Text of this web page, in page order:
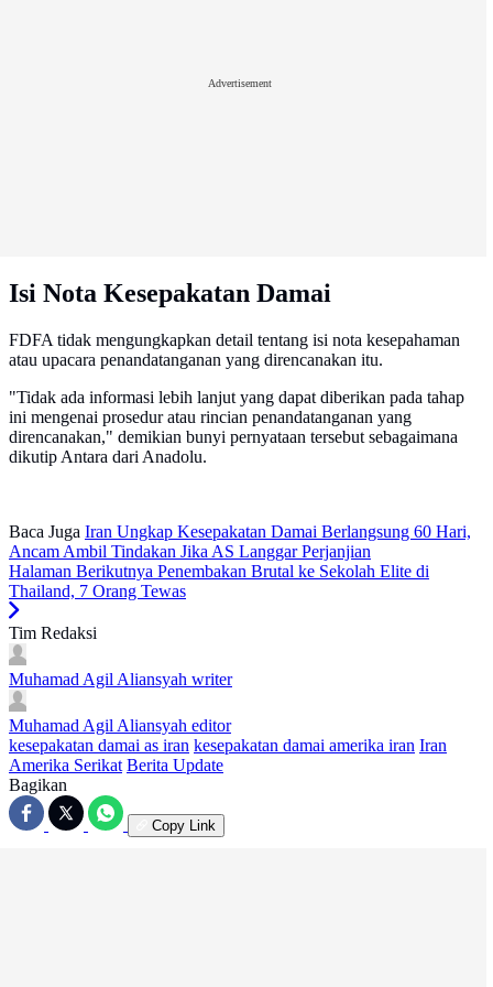
Advertisement
Isi Nota Kesepakatan Damai
FDFA tidak mengungkapkan detail tentang isi nota kesepahaman
atau upacara penandatanganan yang direncanakan itu.
"Tidak ada informasi lebih lanjut yang dapat diberikan pada tahap
ini mengenai prosedur atau rincian penandatanganan yang
direncanakan," demikian bunyi pernyataan tersebut sebagaimana
dikutip Antara dari Anadolu.
Baca Juga Iran Ungkap Kesepakatan Damai Berlangsung 60 Hari,
Ancam Ambil Tindakan Jika AS Langgar Perjanjian
Halaman Berikutnya Penembakan Brutal ke Sekolah Elite di
Thailand, 7 Orang Tewas
Tim Redaksi
Muhamad Agil Aliansyah writer
Muhamad Agil Aliansyah editor
kesepakatan damai as iran kesepakatan damai amerika iran Iran
Amerika Serikat Berita Update
Bagikan
Copy Link